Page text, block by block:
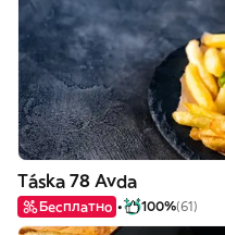
Táska 78 Avda
Бесплатно 100%(61)